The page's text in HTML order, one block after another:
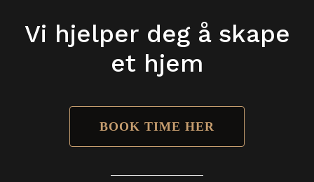
Vi hjelper deg å skape
et hjem
BOOK TIME HER